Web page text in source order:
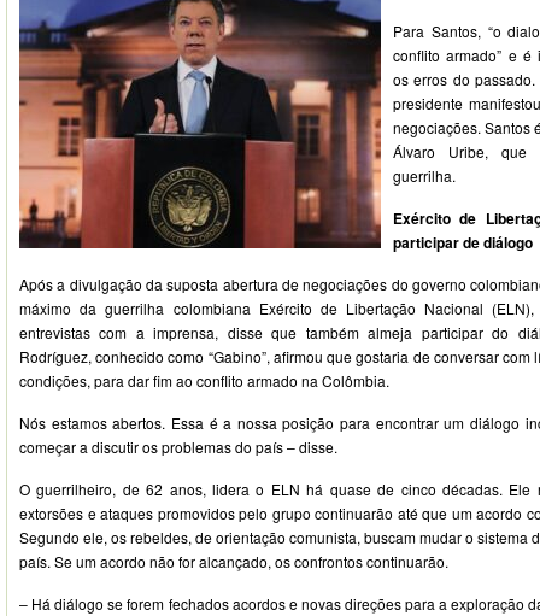
Para Santos, “o
conflito armado” e é
os erros do
presidente
negociações. Santos
Álvaro Uribe, que
guerrilha.
Exército de
participar de diálogo
Após a divulgação da suposta abertura de negociações do governo
máximo da guerrilha colombiana Exército de Libertação Nacional
entrevistas com a imprensa, disse que também almeja participar do
Rodríguez, conhecido como “Gabino”, afirmou que gostaria de conversar
condições, para dar fim ao conflito armado na Colômbia.
Nós estamos abertos. Essa é a nossa posição para encontrar um diálogo
começar a discutir os problemas do país – disse.
O guerrilheiro, de 62 anos, lidera o ELN há quase de cinco décadas. Ele
extorsões e ataques promovidos pelo grupo continuarão até que um acordo
Segundo ele, os rebeldes, de orientação comunista, buscam mudar o sistema
país. Se um acordo não for alcançado, os confrontos continuarão.
– Há diálogo se forem fechados acordos e novas direções para a exploração